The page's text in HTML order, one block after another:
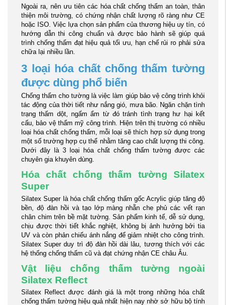
Ngoài ra, nên ưu tiên các hóa chất chống thấm an toàn, thân
thiện môi trường, có chứng nhận chất lượng rõ ràng như CE
hoặc ISO. Việc lựa chọn sản phẩm của thương hiệu uy tín, có
hướng dẫn thi công chuẩn và được bảo hành sẽ giúp quá
trình chống thấm đạt hiệu quả tối ưu, hạn chế rủi ro phải sửa
chữa lại nhiều lần.
3 loại hóa chất chống thấm tường
được dùng phổ biến
Chống thấm cho tường là việc làm giúp bảo vệ công trình khỏi
tác động của thời tiết như nắng gió, mưa bão. Ngăn chặn tình
trạng thấm dột, ngấm ẩm từ đó tránh tình trạng hư hại kết
cấu, bảo vệ thẩm mỹ công trình. Hiện trên thị trường có nhiều
loại hóa chất chống thấm, mỗi loại sẽ thích hợp sử dụng trong
một số trường hợp cụ thể nhằm tăng cao chất lượng thi công.
Dưới đây là 3 loại hóa chất chống thấm tường được các
chuyên gia khuyên dùng.
Hóa chất chống thấm tường Silatex
Super
Silatex Super là hóa chất chống thấm gốc Acrylic giúp tăng độ
bền, độ đàn hồi và tạo lớp màng nhẵn che phủ các vết rạn
chân chim trên bề mặt tường. Sản phẩm kinh tế, dễ sử dụng,
chịu được thời tiết khắc nghiệt, không bị ảnh hưởng bởi tia
UV và còn phản chiếu ánh nắng để giảm nhiệt cho công trình.
Silatex Super duy trì độ đàn hồi dài lâu, tương thích với các
hệ thống chống thấm cũ và đạt chứng nhận CE châu Âu.
Vật liệu chống thấm tường ngoài
Silatex Reflect
Silatex Reflect được đánh giá là một trong những hóa chất
chống thấm tường hiệu quả nhất hiện nay nhờ sở hữu bộ tính